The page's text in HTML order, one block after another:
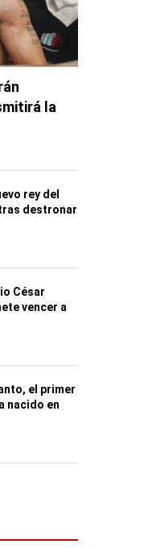
la
rey del
destronar
César
vencer a
el primer
nacido en